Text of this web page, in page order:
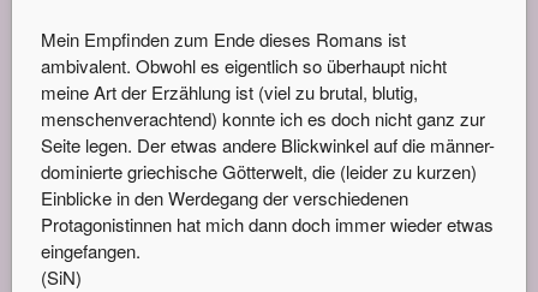
Mein Empfinden zum Ende dieses Romans ist
ambivalent. Obwohl es eigentlich so überhaupt nicht
meine Art der Erzählung ist (viel zu brutal, blutig,
menschenverachtend) konnte ich es doch nicht ganz zur
Seite legen. Der etwas andere Blickwinkel auf die männer-
dominierte griechische Götterwelt, die (leider zu kurzen)
Einblicke in den Werdegang der verschiedenen
Protagonistinnen hat mich dann doch immer wieder etwas
eingefangen.
(SiN)